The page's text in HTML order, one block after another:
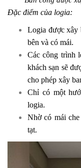
Đặc điểm của logia:
Logia được xây
bên và có mái.
Các công trình
khách sạn sẽ
cho phép xây
Chỉ có một
logia.
Nhờ có mái
tạt.